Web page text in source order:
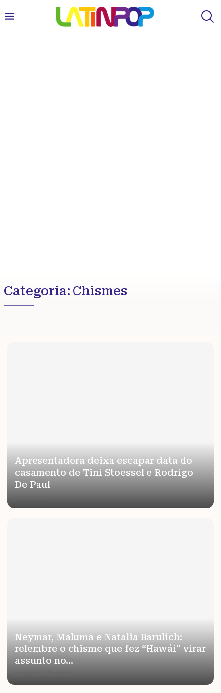
Categoria: Chismes
Apresentadora deixa escapar data do
casamento de Tini Stoessel e Rodrigo
De Paul
Neymar, Maluma e Natalia Barulich:
relembre o chisme que fez “Hawái” virar
assunto no...